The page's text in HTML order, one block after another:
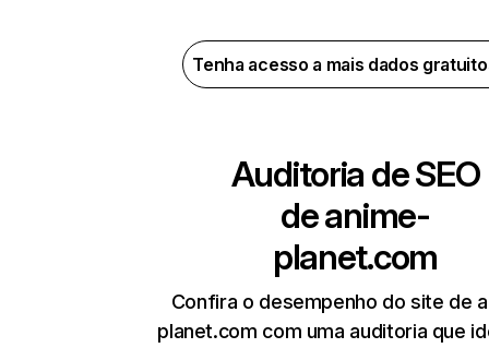
Tenha acesso a mais dados
Auditoria de SEO
deanime-
planet.com
Confira o desempenho do site de
planet.com com uma auditoria que